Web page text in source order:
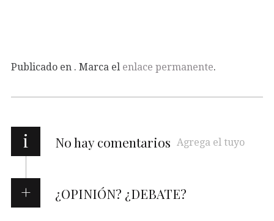
Publicado en . Marca el enlace permanente.
i No hay comentarios Agrega el tuyo
¿OPINIÓN? ¿DEBATE?